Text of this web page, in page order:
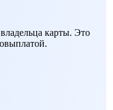
карты. Это